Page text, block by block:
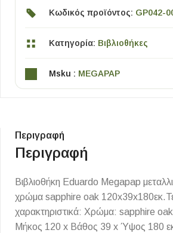
Κωδικός προϊόντος: GP042-
Κατηγορία: Βιβλιοθήκες
Msku : MEGAPAP
Περιγραφή
Περιγραφή
Βιβλιοθήκη Eduardo Megapap
χρώμα sapphire oak
χαρακτηριστικά: Χρώμα: sapphire oak
Μήκος 120 x Βάθος 39 x Ύψος 180